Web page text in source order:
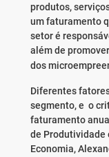
produtos,
um faturamento
setor é
além de
dos
Diferentes
segmento, e o
faturamento
de Produtividade
Economia,